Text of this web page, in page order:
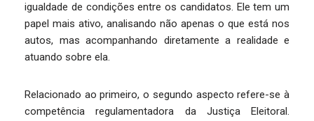
igualdade de condições entre os candidatos. Ele tem um
papel mais ativo, analisando não apenas o que está nos
autos, mas acompanhando diretamente a realidade e
atuando sobre ela.
Relacionado ao primeiro, o segundo aspecto refere-se à
competência regulamentadora da Justiça Eleitoral.